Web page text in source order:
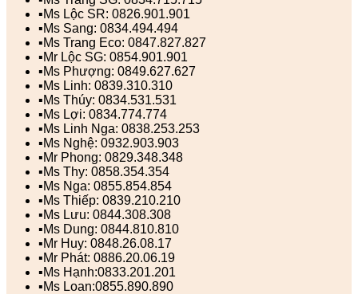
▪️Ms Lộc SR: 0826.901.901
▪️Ms Sang: 0834.494.494
▪️Ms Trang Eco: 0847.827.827
▪️Mr Lộc SG: 0854.901.901
▪️Ms Phượng: 0849.627.627
▪️Ms Linh: 0839.310.310
▪️Ms Thúy: 0834.531.531
▪️Ms Lợi: 0834.774.774
▪️Ms Linh Nga: 0838.253.253
▪️Ms Nghệ: 0932.903.903
▪️Mr Phong: 0829.348.348
▪️Ms Thy: 0858.354.354
▪️Ms Nga: 0855.854.854
▪️Ms Thiếp: 0839.210.210
▪️Ms Lưu: 0844.308.308
▪️Ms Dung: 0844.810.810
▪️Mr Huy: 0848.26.08.17
▪️Mr Phát: 0886.20.06.19
▪️Ms Hạnh:0833.201.201
▪️Ms Loan:0855.890.890